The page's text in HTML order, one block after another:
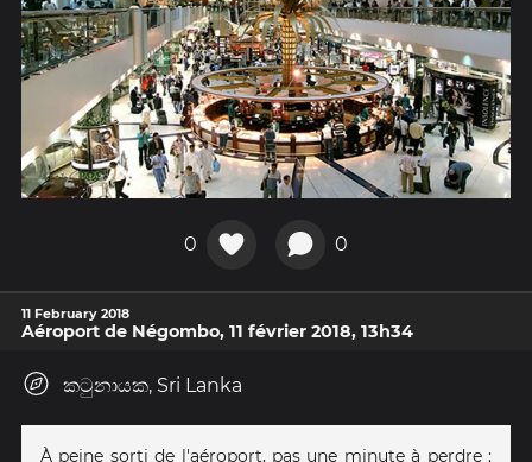
0 0
11 February 2018
Aéroport de Négombo, 11 février 2018, 13h34
කටුනායක, Sri Lanka
À peine sorti de l'aéroport, pas une minute à perdre :